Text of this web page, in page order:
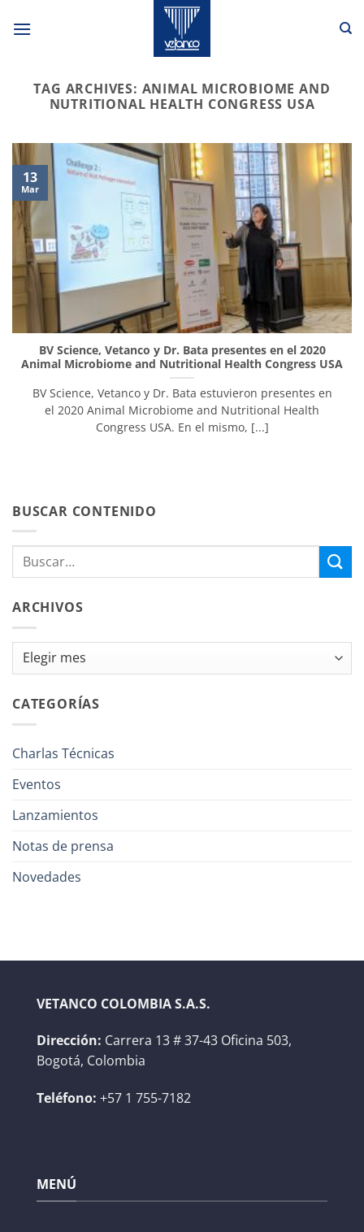
TAG ARCHIVES: ANIMAL MICROBIOME AND
NUTRITIONAL HEALTH CONGRESS USA
BV Science, Vetanco y Dr. Bata presentes en el 2020
Animal Microbiome and Nutritional Health Congress USA
BV Science, Vetanco y Dr. Bata estuvieron presentes en
el 2020 Animal Microbiome and Nutritional Health
Congress USA. En el mismo, [...]
13
Mar
BUSCAR CONTENIDO
ARCHIVOS
Archivos
CATEGORÍAS
Charlas Técnicas
Eventos
Lanzamientos
Notas de prensa
Novedades
VETANCO COLOMBIA S.A.S.
Dirección: Carrera 13 # 37-43 Oficina 503,
Bogotá, Colombia
Teléfono: +57 1 755-7182
MENÚ